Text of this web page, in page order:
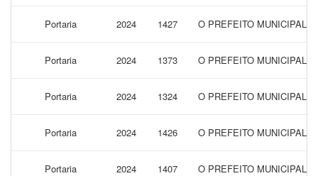
Portaria 2024 1427 O PREFEITO MUNICIPAL
Portaria 2024 1373 O PREFEITO MUNICIPAL
Portaria 2024 1324 O PREFEITO MUNICIPAL
Portaria 2024 1426 O PREFEITO MUNICIPAL
Portaria 2024 1407 O PREFEITO MUNICIPAL